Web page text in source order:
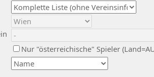
Nur "österreichische" Spieler